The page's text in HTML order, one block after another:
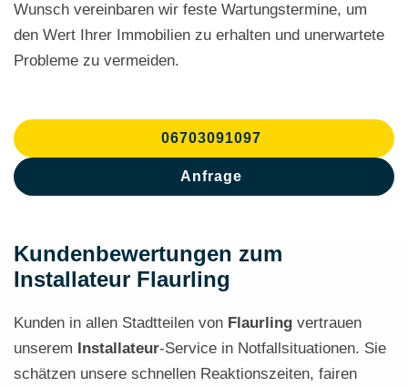
Wunsch vereinbaren wir feste Wartungstermine, um
den Wert Ihrer Immobilien zu erhalten und unerwartete
Probleme zu vermeiden.
06703091097
Anfrage
Kundenbewertungen zum
Installateur Flaurling
Kunden in allen Stadtteilen von Flaurling vertrauen
unserem Installateur-Service in Notfallsituationen. Sie
schätzen unsere schnellen Reaktionszeiten, fairen